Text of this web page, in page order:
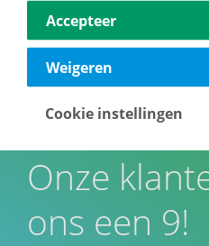
Onze
ons een 9!
Accepteer
Weigeren
Cookie instellingen